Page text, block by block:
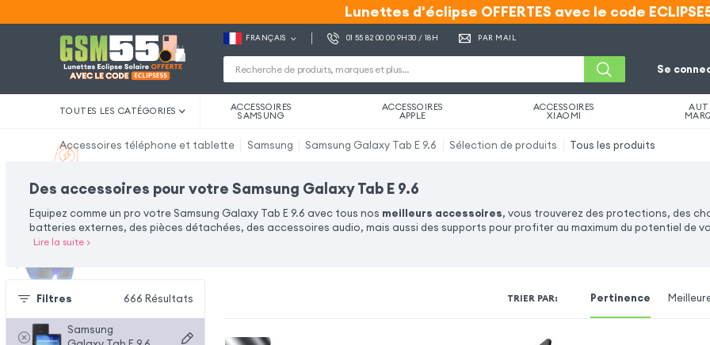
Lunettes d'éclipse OFFERTES avec le code
Lunettes d'éclipse OFFERTES avec le code
FRANÇAIS 01 55 82 00 00 9H30 / 18H PAR MAIL
Se
TOUTES LES CATÉGORIES ACCESSOIRES
SAMSUNG
ACCESSOIRES
APPLE
ACCESSOIRES
XIAOMI
Accessoires téléphone et tablette Samsung Samsung Galaxy Tab E 9.6 Sélection de produits Tous les produits
Des accessoires pour votre Samsung Galaxy Tab E 9.6
Equipez comme un pro votre Samsung Galaxy Tab E 9.6 avec tous nos meilleurs accessoires, vous trouverez des protections, des
batteries externes, des pièces détachées, des accessoires audio, mais aussi des supports pour profiter au maximum du potentiel de
Lire la suite>
Filtres 666 Résultats
Samsung
TRIER PAR: Pertinence